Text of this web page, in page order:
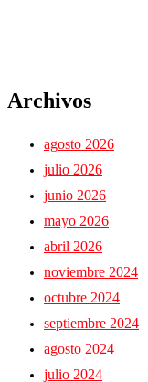
Archivos
agosto 2026
julio 2026
junio 2026
mayo 2026
abril 2026
noviembre 2024
octubre 2024
septiembre 2024
agosto 2024
julio 2024